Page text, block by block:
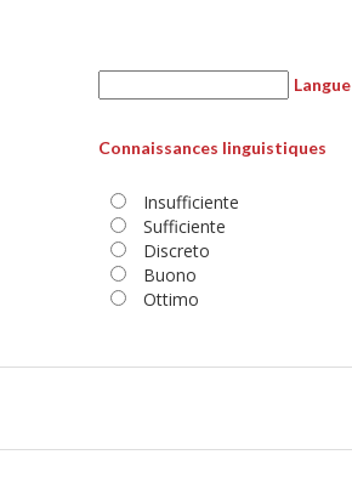
Langue
Connaissances linguistiques
Insufficiente
Sufficiente
Discreto
Buono
Ottimo